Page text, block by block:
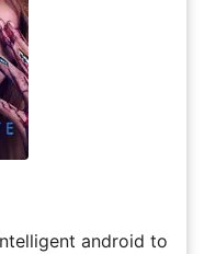
android to